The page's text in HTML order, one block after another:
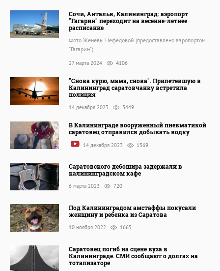
Сочи, Анталья, Калининград: аэропорт
"Гагарин" переходит на весенне-летнее
расписание
Фото Женевы Нефедовой (предоставлено аэропортом
"Гагарин")
27 марта 2024 4106
"Снова курю, мама, снова". Прилетевшую в
Калининград саратовчанку встретила
полиция
14 декабря 2023 3449
В Калининграде вооруженный пневматикой
саратовец отправился добывать водку
14 декабря 2023 1569
Саратовского дебошира задержали в
калининградском кафе
6 марта 2023 720
Под Калининградом амстаффы покусали
женщину и ребенка из Саратова
10 ноября 2022 1665
Саратовец погиб на сцене вуза в
Калининграде. СМИ сообщают о долгах на
тотализаторе